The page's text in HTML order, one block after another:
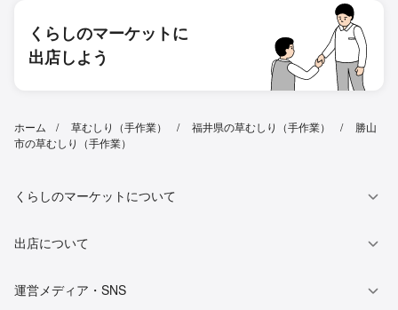
くらしのマーケットに
出店しよう
ホーム 草むしり（手作業） 福井県の草むしり（手作業）
勝山
市の草むしり（手作業）
くらしのマーケットについて
出店について
運営メディア・SNS